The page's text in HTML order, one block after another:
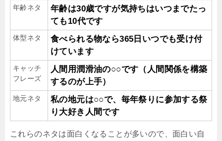
年齢ネタ
年齢は30歳ですが気持ちはいつまでたっ
ても10代です
体型ネタ
食べられる物なら365日いつでも受け付
けています
キャッチ
フレーズ
人間用潤滑油の○○です（人間関係を構築
するのが上手）
地元ネタ
私の地元は○○で、毎年祭りに参加する祭
り大好き人間です
これらのネタは面白くなることが多いので、面白い自